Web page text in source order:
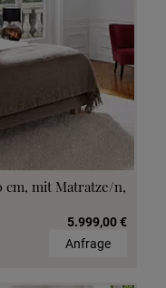
cm, mit Matratze/n,
5.999,00 €
Anfrage